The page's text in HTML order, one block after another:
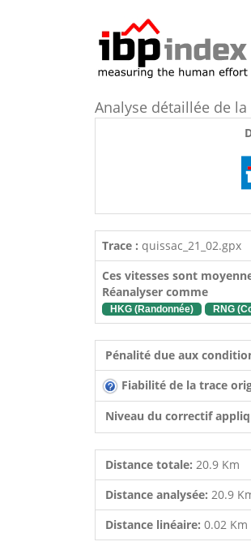
Analyse détaillée de
Trace : quissac_21_02.gpx
Ces vitesses sont
Réanalyser comme
HKG (Randonnée) RNG
Pénalité due aux
Fiabilité de la trace
Niveau du correctif
Distance totale: 20.9 Km
Distance analysée: 20.9
Distance linéaire: 0.02 Km